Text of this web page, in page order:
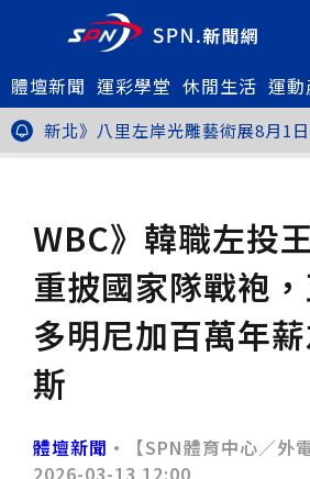
體壇新聞 運彩學堂 休閒生活 運動
金牌搖籃驚傳「球荒」！江啟臣
中，捐贈 1800 顆羽球助小將 4
台中》15分鐘的診療，13年的堅
跨海義診13年
新北》八里左岸光雕藝術展8月1
打造夏夜光影盛宴
台中》中聯油脂案釀全民恐慌 議
適圈」祕笈
台中》食安風暴擴大 中彰投苗縣
防治理平台」等3主張
台中》中山醫大攜手新創登陸亞洲
眼用鏡片」等13項臨床研發技術
高雄》啟用近30年迎來外觀與結構
站改造完工啟用
縮短藥效等待期！中山附醫引進速
小時內見效、助重症患者重返社會
台北》首創水資源循環教育園區
正式啟用
專題人物》我不是會長，是歐巴桑
藝術治療走出多年陰霾
台中》強颱巴威逼近 中市勞工局
台中》中捷聯名VTuber活動告捷
中部首間雅樂軒酒店
THE世界大學影響力排名公佈 中
WBC》韓職左投
重披國家隊戰袍
多明尼加百萬年
斯
體壇新聞 •【SPN體育中心／外
2026-03-13 12:00